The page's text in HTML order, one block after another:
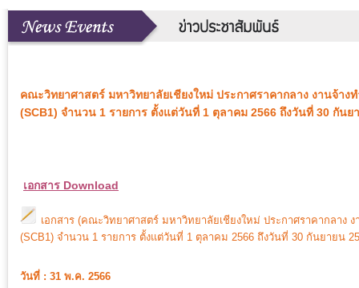
คณะวิทยาศาสตร์ มหาวิทยาลัยเชียงใหม่ ประกาศราคากลาง งานจ้า
(SCB1) จำนวน 1 รายการ ตั้งแต่วันที่ 1 ตุลาคม 2566 ถึงวันที่ 30 กันย
เอกสาร Download
เอกสาร (คณะวิทยาศาสตร์ มหาวิทยาลัยเชียงใหม่ ประกาศราคากลาง
(SCB1) จำนวน 1 รายการ ตั้งแต่วันที่ 1 ตุลาคม 2566 ถึงวันที่ 30 กันยายน
วันที่ : 31 พ.ค. 2566